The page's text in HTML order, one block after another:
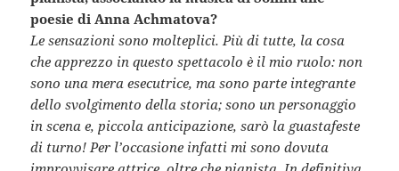
poesie di Anna Achmatova?
Le sensazioni sono molteplici. Più di tutte, la cosa
che apprezzo in questo spettacolo è il mio ruolo: non
sono una mera esecutrice, ma sono parte integrante
dello svolgimento della storia; sono un personaggio
in scena e, piccola anticipazione, sarò la guastafeste
di turno! Per l’occasione infatti mi sono dovuta